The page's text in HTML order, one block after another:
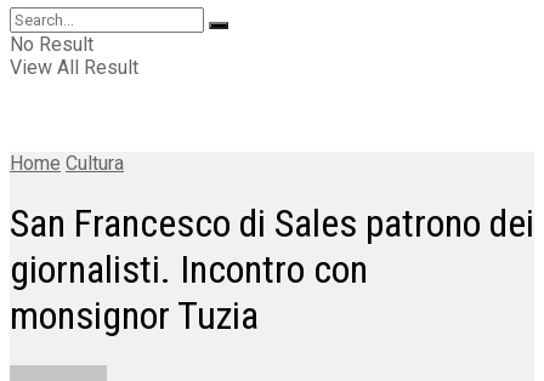
No Result
View All Result
Home Cultura
San Francesco di Sales patrono dei
giornalisti. Incontro con
monsignor Tuzia